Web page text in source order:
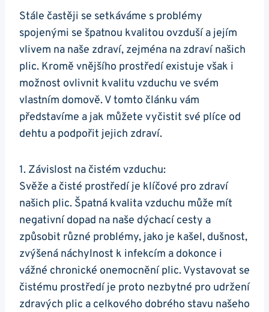
Stále častěji se setkáváme s problémy
spojenými ​se⁣ špatnou kvalitou ovzduší a jejím
vlivem na naše zdraví, zejména na zdraví našich
plic. ​Kromě vnějšího prostředí existuje však i
možnost ovlivnit ‍kvalitu vzduchu ve svém⁣
vlastním domově. V ⁢tomto článku‌ vám
představíme a jak‌ můžete vyčistit své plíce od
⁣dehtu a ‍podpořit jejich zdraví.
1. Závislost⁤ na čistém vzduchu:
Svěže⁣ a čisté⁣ prostředí je klíčové pro zdraví
našich plic. Špatná ​kvalita ⁣vzduchu může mít
negativní dopad‍ na naše⁣ dýchací cesty ⁤a
způsobit různé problémy, ‍jako je kašel, dušnost,
zvýšená náchylnost⁤ k infekcím a dokonce i
vážné chronické‍ onemocnění plic. Vystavovat se
čistému prostředí je ⁤proto nezbytné pro udržení
zdravých plic a ​celkového dobrého stavu našeho